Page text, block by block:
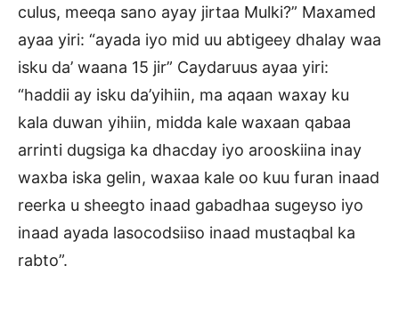
culus, meeqa sano ayay jirtaa Mulki?” Maxamed
ayaa yiri: “ayada iyo mid uu abtigeey dhalay waa
isku da’ waana 15 jir” Caydaruus ayaa yiri:
“haddii ay isku da’yihiin, ma aqaan waxay ku
kala duwan yihiin, midda kale waxaan qabaa
arrinti dugsiga ka dhacday iyo arooskiina inay
waxba iska gelin, waxaa kale oo kuu furan inaad
reerka u sheegto inaad gabadhaa sugeyso iyo
inaad ayada lasocodsiiso inaad mustaqbal ka
rabto”.